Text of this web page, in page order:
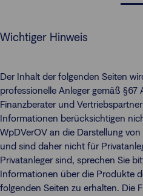
Wichtiger Hinweis
Der Inhalt der folgenden Seiten
professionelle Anleger gemäß §67
Finanzberater und
Informationen berücksichtigen
WpDVerOV an die Darstellung
und sind daher nicht für
Privatanleger sind, sprechen Sie
Informationen über die Produkte
folgenden Seiten zu erhalten. Die